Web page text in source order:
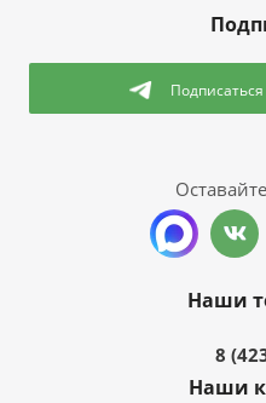
Подписаться
Наши
8
Наши